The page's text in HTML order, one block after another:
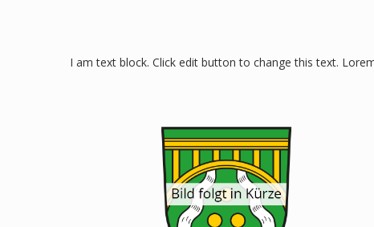
I am text block. Click edit button to change this text.